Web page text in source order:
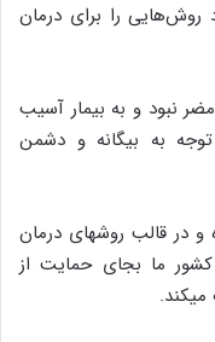
روش‌هایی را برای درمان
نبود و به بیمار آسیب
به بیگانه و دشمن
و در قالب روشهای درمان
ما بجای حمایت از